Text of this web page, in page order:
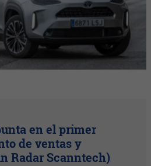
en el primer
de ventas y
Radar Scanntech)